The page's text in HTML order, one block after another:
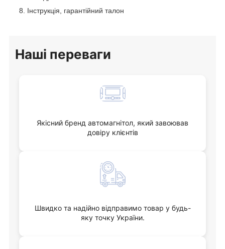
Інструкція, гарантійний талон
Наші переваги
Якісний бренд автомагнітол, який завоював
довіру клієнтів
Швидко та надійно відправимо товар у будь-
яку точку України.